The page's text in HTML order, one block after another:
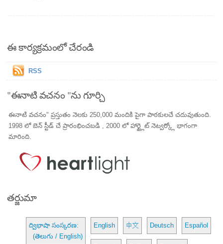
ఈ కార్యక్రమంలో చేరండి
RSS
"ఈనాటి వచనం "ను గూర్చి
ఈనాటి వచనం" ప్రస్తుతం నెలకు 250,000 మందికి పైగా పాఠకులచే చదువుతుంది.
1998 లో బెన్ స్టీడ్ చే ప్రారంభించబడి , 2000 లో హార్ట్లైట్ నెట్వర్క్లో భాగంగా
మారింది.
తర్జుమా
ద్విభాషా సంస్కరణ:
(తెలుగు / English)
English 中文 Deutsch Español